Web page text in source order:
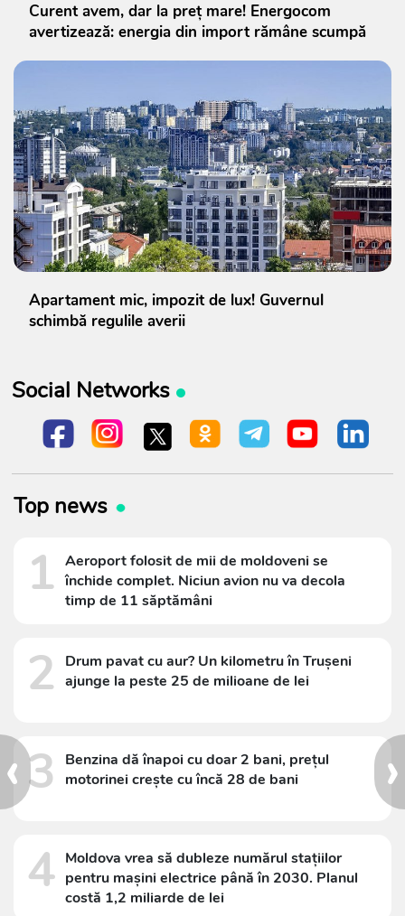
›
‹
Curent avem, dar la preț mare! Energocom
avertizează: energia din import rămâne scumpă
Apartament mic, impozit de lux! Guvernul
schimbă regulile averii
Social Networks
Top news
1 Aeroport folosit de mii de moldoveni se
închide complet. Niciun avion nu va decola
timp de 11 săptămâni
2
Drum pavat cu aur? Un kilometru în Trușeni
ajunge la peste 25 de milioane de lei
3
Benzina dă înapoi cu doar 2 bani, prețul
motorinei crește cu încă 28 de bani
4 Moldova vrea să dubleze numărul stațiilor
pentru mașini electrice până în 2030. Planul
costă 1,2 miliarde de lei